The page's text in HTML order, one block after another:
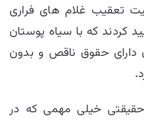
تعقیب غلام های فراری
کردند که با سیاه پوستان
دارای حقوق ناقص و بدون
حقیقتی خیلی مهمی که در